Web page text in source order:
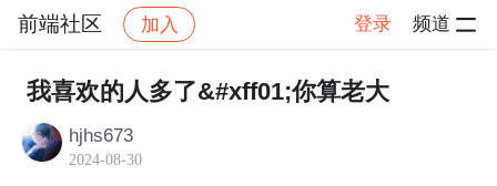
前端社区 加入 登录 频道
社区 前端社区 感慨 帖子详情
我喜欢的人多了&#xff01;你算老大
hjhs673
2024-08-30